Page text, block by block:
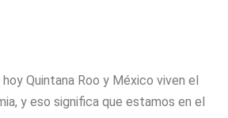
Quintana Roo y México viven el
y eso significa que estamos en el